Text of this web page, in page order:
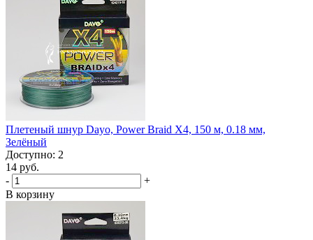
Плетеный шнур Dayo, Power Braid X4, 150 м, 0.18 мм,
Зелёный
Доступно: 2
14 руб.
-
+
В корзину